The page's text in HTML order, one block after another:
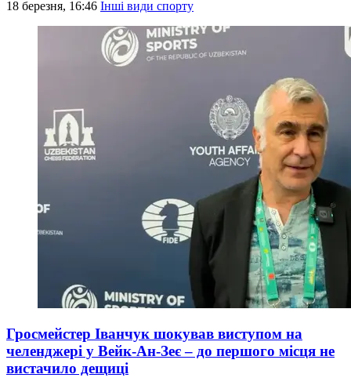
18 березня, 16:46 Інші види спорту
Гросмейстер Іванчук шокував виступом на
челенджері у Вейк-Ан-Зеє – до першого місця не
вистачило дещиці